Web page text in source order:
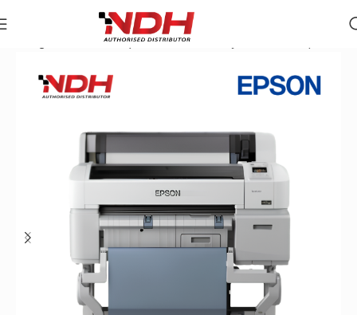
Danh Mục Sản Phẩm